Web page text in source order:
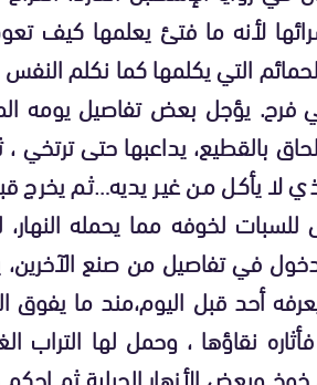
لأنه ما فتئ يعلمها كيف
التي يكلمها كما نكلم
يؤجل بعض تفاصيل يومه
بالقطيع، يداعبها حتى
لا يأكل من غير يديه…ثم
للسبات لخوفه مما يحمله
في تفاصيل من صنع
أحد قبل اليوم،مند ما يفوق
نقاؤها ، وحمل لها التراب